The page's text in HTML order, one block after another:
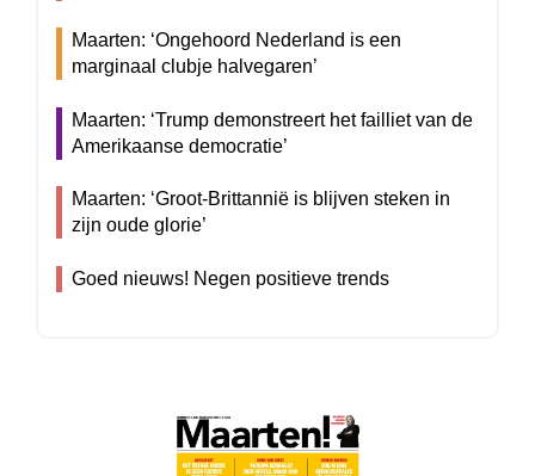
Maarten: ‘Ongehoord Nederland is een
marginaal clubje halvegaren’
Maarten: ‘Trump demonstreert het failliet van de
Amerikaanse democratie’
Maarten: ‘Groot-Brittannië is blijven steken in
zijn oude glorie’
Goed nieuws! Negen positieve trends